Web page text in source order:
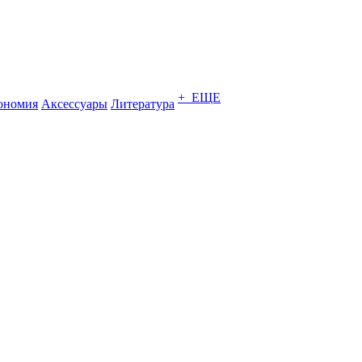
Аксессуары Литература + ЕЩЕ